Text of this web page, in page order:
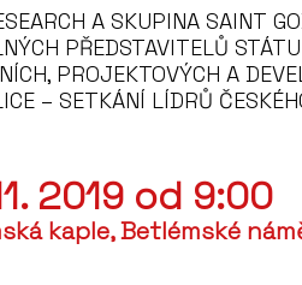
A SKUPINA SAINT
PŘEDSTAVITELŮ
PROJEKTOVÝCH A
– SETKÁNÍ LÍDRŮ
2019 od 9:00
kaple, Betlémské